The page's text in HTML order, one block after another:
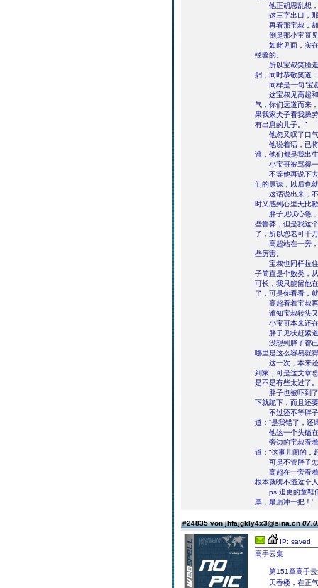
他正胡思乱想，
这三字出口，那
再看那宝叔，却
倒是那小宝哥见
如此见面，实在
经验的。
所以宝叔笑脸走
躬，同时恭敬笑道
同样是一句“宝叔
这宝叔见高超和
气，你们远道而来
果我家犬子看我操
有出息的儿子。”
他忽又叹了口气
他说着话，已将
谁，他们都是我出
小宝哥被骂得一
不等他再说下去
们的原谅，以后也
这话说出来，不
时又感到心里无比
胖子见状心急，
些鲁莽，但是我这
了，所以您老可千
高超站在一旁，
些厉害。
宝叔也同样拉住
子简直是个败类，
可长，我只能留他
了，可是你看看，
高超看着宝叔再
谁知宝叔转头又
小宝哥本来还在
胖子见状赶紧道
没想到胖子都已
哪里是这么容易就
这一次，本来还
到家，可是这文章
是不是有些太过了。
胖子也被吓到了
下就跪下，而且还
不过还不等胖子
道：“是我错了，还
他这一个头磕在
旁边的宝叔看着
道：“这事儿闹的
可是不管胖子怎
高超在一旁看着
根本就瞧不透这个
ps.追更的童鞋们
票，最后冲一把！'
#24835 von jhfajgkly4x3@sina.cn
IP: saved
高手云集
第151章高手云
天香楼，在正气